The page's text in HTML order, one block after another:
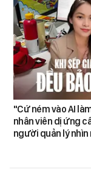
"Cứ ném vào AI
nhân viên dị ứng
người quản lý nhìn